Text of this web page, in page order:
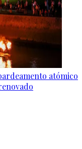
atómico